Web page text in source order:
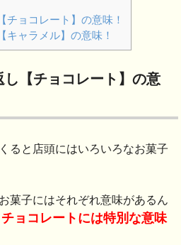
チョコレート】の意味！
キャラメル】の意味！
【チョコレート】の意
ると店頭にはいろいろなお菓子
菓子にはそれぞれ意味があるん
チョコレートには特別な意味